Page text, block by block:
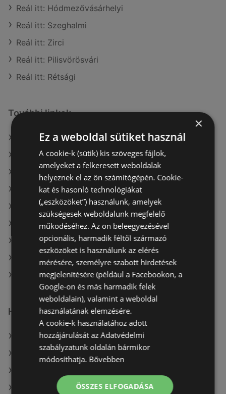
Reál itt: Hódmezővásárhelyi
Reál itt: Szeghalmi
Reál itt: Zirci
Reál itt: Pilisvörösvári
Reál itt: Rétsági
További linkek
A(z) Reál ajánlatai
A(z) Müller HU ajánlatai
A(z) Aldi ajánlatai
A(z) Penny-Market Kft. aktuális akciós újságjai
A(z) CBA aktuális akciós újságjai
A(z) Tesco aktuális akciós újságjai
A(z) Ecofamily aktuális akciós újságjai
A(z) COOP Szolnok Zrt. aktuális akciós újságjai
A(z) Reál üzletei itt: Sopron-Fertődi
Hasonló kiskereskedők
A(z) ALDI ajánlatai
A(z) Príma ajánlatai
A(z) Interspar ajánlatai
×
Ez a weboldal sütiket használ
A cookie-k (sütik) kis szöveges fájlok,
amelyeket a felkeresett weboldalak
helyeznek el az ön számítógépén. Cookie-
kat és hasonló technológiákat
(„eszközöket”) használunk, amelyek
szükségesek weboldalunk megfelelő
működéséhez. Az ön beleegyezésével
opcionális, harmadik féltől származó
eszközöket is használunk az elérés
mérésére, személyre szabott hirdetések
megjelenítésére (például a Facebookon, a
Google-on és más harmadik felek
weboldalain), valamint a weboldal
használatának elemzésére.
A cookie-k használatához adott
hozzájárulását az Adatvédelmi
szabályzatunk oldalán bármikor
módosíthatja. Bővebben
ÖSSZES ELFOGADÁSA